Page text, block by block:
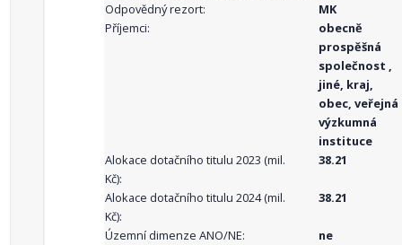
Odpovědný rezort:
MK
Příjemci:
obecně
prospěšná
společnost ,
jiné, kraj,
obec, veřejná
výzkumná
instituce
Alokace dotačního titulu 2023 (mil.
Kč):
38.21
Alokace dotačního titulu 2024 (mil.
Kč):
38.21
Územní dimenze ANO/NE:
ne